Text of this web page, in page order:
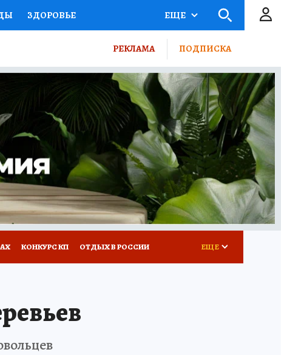
ЗДОРОВЬЕ
ПУТЕВОДИТЕЛЬ
ЖЕЛЕЗА ТУРИЗМ
ВСЕ О КП РАДИО КП
ЕЩЕ
РЕКЛАМА ПОДПИСКА
КОНКУРС КП ОТДЫХ В РОССИИ ЕЩЕ